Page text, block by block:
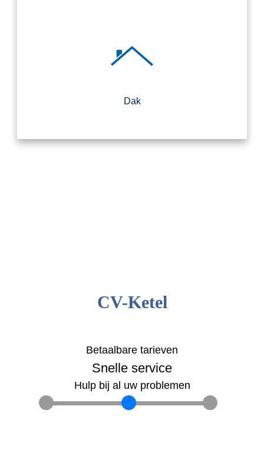
Dak
CV-Ketel
Betaalbare tarieven
Snelle service
Hulp bij al uw problemen